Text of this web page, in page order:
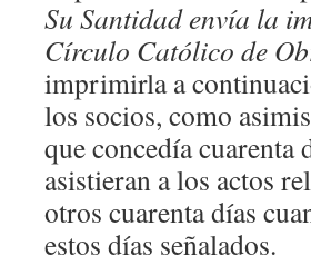
Su Santidad envía la
Círculo Católico de
imprimirla a
los socios, como
que concedía cuarenta
asistieran a los actos
otros cuarenta días
estos días señalados.